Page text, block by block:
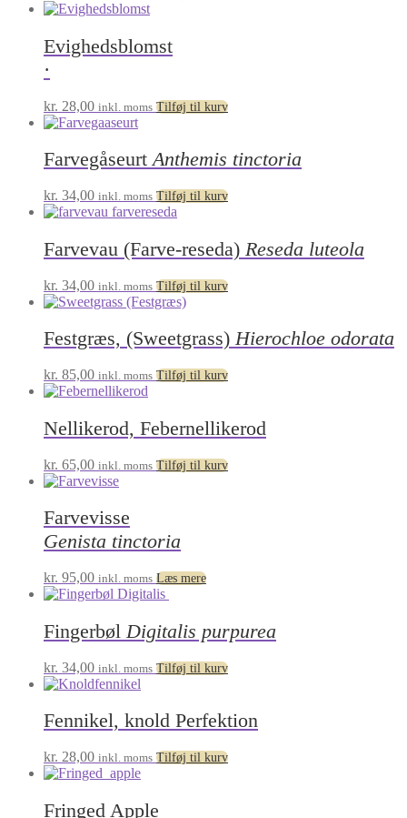
Evighedsblomst
·
kr. 28,00 inkl. moms Tilføj til kurv
FarvegåseurtAnthemis tinctoria
kr. 34,00 inkl. moms Tilføj til kurv
Farvevau (Farve-reseda) Reseda luteola
kr. 34,00 inkl. moms Tilføj til kurv
Festgræs, (Sweetgrass) Hierochloe odorata
kr. 85,00 inkl. moms Tilføj til kurv
Nellikerod, Febernellikerod
kr. 65,00 inkl. moms Tilføj til kurv
Farvevisse
Genista tinctoria
kr. 95,00 inkl. moms Læs mere
Fingerbøl Digitalis purpurea
kr. 34,00 inkl. moms Tilføj til kurv
Fennikel, knold Perfektion
kr. 28,00 inkl. moms Tilføj til kurv
Fringed Apple